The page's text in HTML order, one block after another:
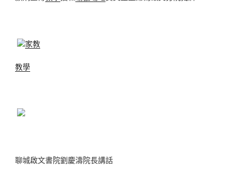
家教
教學
聊城啟文書院劉慶濤院長講話